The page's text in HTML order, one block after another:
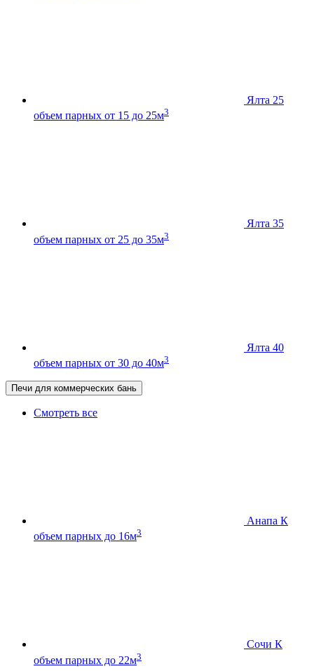
Ялта 25
объем парных от 15 до 25м3
Ялта 35
объем парных от 25 до 35м3
Ялта 40
объем парных от 30 до 40м3
Печи для коммерческих бань
Смотреть все
Анапа К
объем парных до 16м3
Сочи К
объем парных до 22м3